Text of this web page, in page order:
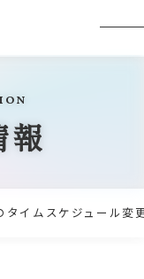
報
タイムスケジュール変